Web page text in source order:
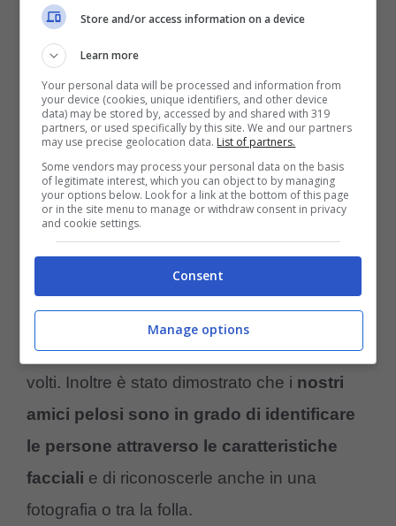
nostra voce dalle altre voci.
Infine, i
nostri volti.Ciò perché essendo stati animali
addomesticati molto prima dei gatti ed
evolvendosi insieme a noi, le nostre palle di
pelo hanno imparato a comprendere il nostro
modo di comunicare attraverso le
espressioni facciali.
Per comprendere la nostra comunicazione i
cani hanno così imparato a guardare i nostri
volti. Inoltre è stato dimostrato che i nostri
amici pelosi sono in grado di identificare
le persone attraverso le caratteristiche
facciali e di riconoscerle anche in una
fotografia o tra la folla.
Store and/or access information on a device
Learn more
Your personal data will be processed and information from
your device (cookies, unique identifiers, and other device
data) may be stored by, accessed by and shared with 319
partners, or used specifically by this site. We and our partners
may use precise geolocation data. List of partners.
Some vendors may process your personal data on the basis
of legitimate interest, which you can object to by managing
your options below. Look for a link at the bottom of this page
or in the site menu to manage or withdraw consent in privacy
and cookie settings.
Consent
Manage options